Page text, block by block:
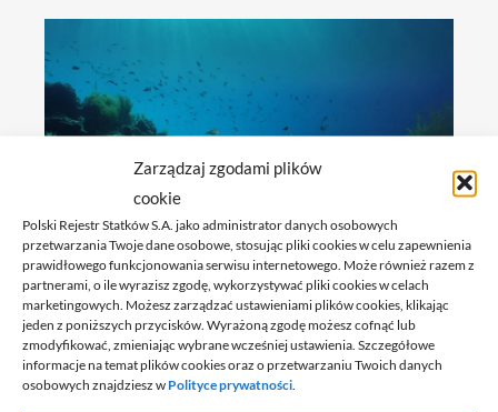
Zarządzaj zgodami plików
cookie
Polski Rejestr Statków S.A. jako administrator danych osobowych
przetwarzania Twoje dane osobowe, stosując pliki cookies w celu zapewnienia
prawidłowego funkcjonowania serwisu internetowego. Może również razem z
partnerami, o ile wyrazisz zgodę, wykorzystywać pliki cookies w celach
marketingowych. Możesz zarządzać ustawieniami plików cookies, klikając
jeden z poniższych przycisków. Wyrażoną zgodę możesz cofnąć lub
zmodyfikować, zmieniając wybrane wcześniej ustawienia. Szczegółowe
informacje na temat plików cookies oraz o przetwarzaniu Twoich danych
osobowych znajdziesz w Polityce prywatności
Ochrona oceanów
głównym tematem
światowej branży
morskiej w roku
2025